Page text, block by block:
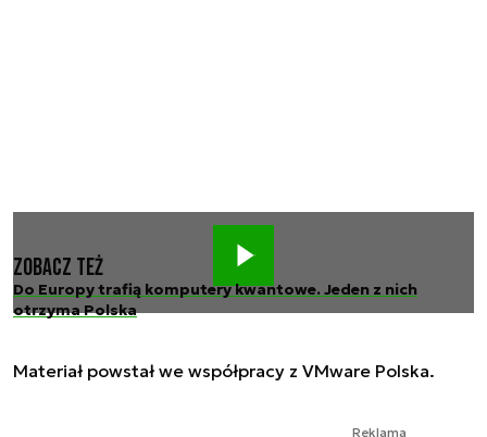
Zobacz też
Do Europy trafią komputery kwantowe. Jeden z nich
otrzyma Polska
Materiał powstał we współpracy z VMware Polska.
Reklama